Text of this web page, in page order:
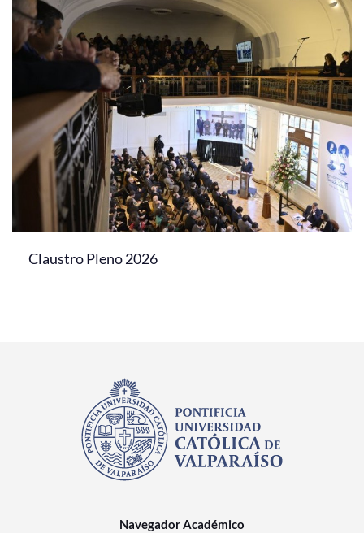
Claustro Pleno 2026
Navegador Académico